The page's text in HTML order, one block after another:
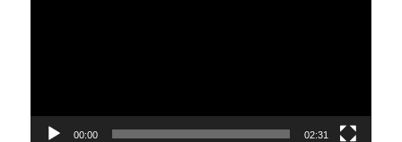
00:00 02:31